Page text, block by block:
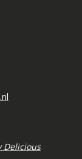
Delicious